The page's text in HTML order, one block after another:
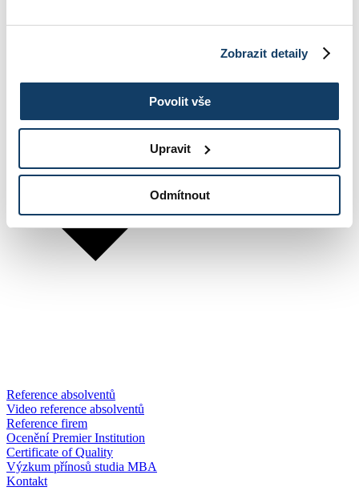
Zobrazit detaily
Povolit vše
Upravit
Odmítnout
Reference absolventů
Video reference absolventů
Reference firem
Ocenění Premier Institution
Certificate of Quality
Výzkum přínosů studia MBA
Kontakt